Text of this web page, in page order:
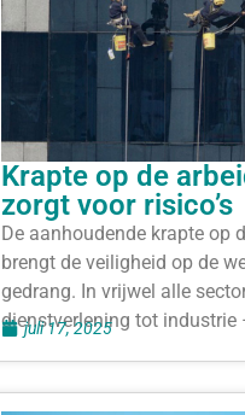
Krapte op de
zorgt voor risico’s
De aanhoudende krapte op
brengt de veiligheid op de
gedrang. In vrijwel alle
dienstverlening tot industrie
juli 17, 2025